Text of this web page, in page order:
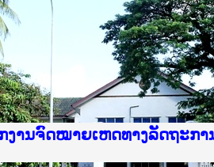
Lao PDR
າຍເຫດທາງລັດຖະການ ແລ
ານຈົດໝາຍເຫດທາງລັດຖະກ
ຄືນການຈັດຕັ້ງປະຕິບັດວຽກງາ
ນງານວຽກງານຈົດໝາຍເຫດທ
ນງານວຽກງານຈົດໝາຍເຫດທ
ຍລາວ ແລະ ເວັບໄຊຈົດໝາຍ
ຍລາວ ແລະ ເວັບໄຊຈົດໝາຍ
ຈົດໝາຍເຫດທາງລັດຖະການ
ານຈົດໝາຍເຫດທາງລັດຖະກ